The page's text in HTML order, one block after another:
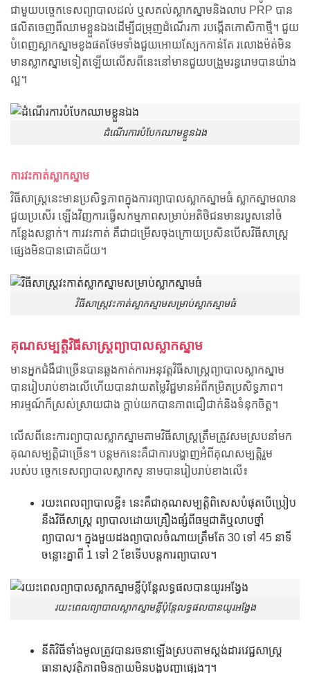
ជាមួយបច្ចេកទេសព្យាបាលដល់ ឬសគល់ស្លាកស្នាមនិងលាប PRP បាន
ផលិតចេញពីឈាមខ្លួនឯងដើម្បីជម្រុញដំណើរកា របង្កើតកោសិកាថ្មី។ ជួយ
បំពេញស្លាកស្នាមខូងផតថែមទាំងជួយអោយស្បែកកាន់តែ រលោងម៉ត់មិន
មានស្លាកស្នាមទៀតឡើយលើសពីនេះនៅមានជួយបង្រួមរន្ធរោមបានយ៉ាង
ល្អ។
ដំណើរការបំបែកឈាមខ្លួនឯង
ការវះកាត់ស្លាកស្នាម
វិធីសាស្រ្តនេះមានប្រសិទ្ធភាពក្នុងការព្យាបាលស្លាកស្នាមធំ ស្លាកស្នាមលាន
ជួយប្រសើរ ឡើងវិញការធ្វើសកម្មភាពសម្រាប់អតិថិជនមានរបួសនៅចំ
កន្លែងសន្លាក់។ ការវះកាត់ គឺជាជម្រើសចុងក្រោយប្រសិនបើសវិធីសាស្រ្ត
ផ្សេងមិនបានជោគជ័យ។
វិធីសាស្រ្តវះកាត់ស្លាកស្នាមសម្រាប់ស្លាកស្នាមធំ
គុណសម្បត្តិវិធីសាស្រ្តព្យាបាលស្លាកស្នាម
មានអ្នកជំងឺជាច្រើនបានឆ្លងកាត់ការអនុវត្តវិធីសាស្រ្តព្យាបាលស្លាកស្នាម
បានរៀបរាប់ខាងលើហើយបានវាយតម្លៃវិជ្ជមានអំពីកម្រិតប្រសិទ្ធភាព។
អារម្មណ៍ក៏ស្រស់ស្រាយជាង ក្ដាប់យកបានភាពជឿជាក់និងទំនុកចិត្ត។
លើសពីនេះការព្យាបាលស្លាកស្នាមតាមវិធីសាស្រ្តត្រឹមត្រូវសមស្របនាំមក
គុណសម្បត្តិជាច្រើន។ បន្តមកនេះគឺជាការបង្ហាញអំពីគុណសម្បត្តិរួម​
របស់ប ច្ចេកទេសព្យាបាលស្លាកស្ នាមបានរៀបរាប់ខាងលើ៖
រយះពេលព្យាបាលខ្លី៖ នេះគឺជាគុណសម្បត្តិពិសេសបំផុតបើប្រៀប
នឹងវិធីសាស្រ្ត ព្យាបាលដោយគ្រឿងផ្សំពីធម្មជាតិឬលាបថ្នាំ
ព្យាបាល។ ក្នុងមួយដងព្យាបាលចំណាយត្រឹមតែ 30 ទៅ 45 នាទី
ចន្លោះគ្នាពី 1 ទៅ 2 ខែទើបបន្តការព្យាបាល។
រយះពេលព្យាបាលស្លាកស្នាមខ្លីប៉ុន្តែលទ្ធផលបានយូរអង្វែង
នីតិវិធីទាំងមូលត្រូវបានរចនាឡើងស្របតាមស្តង់ដារវេជ្ជសាស្ត្រ
ធានាសុវត្ថិភាពមិនក្លាយមិនបង្កបញ្ហាផ្សេងៗ។